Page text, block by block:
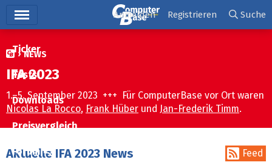
Ticker
Tests
Downloads
Preisvergleich
Forum
Anmelden Registrieren Suche
NEWS
IFA 2023
1.–5. September 2023 +++ Für ComputerBase vor Ort waren
Nicolas La Rocco, Frank Hüber und Jan-Frederik Timm.
Aktuelle IFA 2023 News Feed